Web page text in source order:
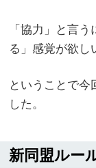
「協力」と言
る」感覚が欲し
ということで今
した。
新同盟ルー